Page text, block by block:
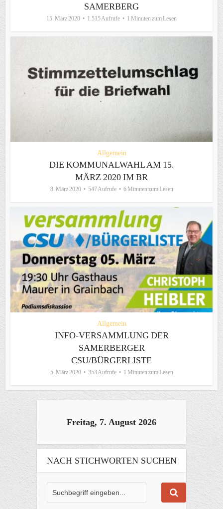
SAMERBERG
15. März 2020 1.515 Aufrufe 1 Minuten zum Lesen
Allgemein
DIE KOMMUNALWAHL AM 15.
MÄRZ 2020 IM BR
8. März 2020 547 Aufrufe 6 Minuten zum Lesen
Allgemein
INFO-VERSAMMLUNG DER
SAMERBERGER
CSU/BÜRGERLISTE
5. März 2020 353 Aufrufe 1 Minuten zum Lesen
Freitag, 7. August 2026
NACH STICHWORTEN SUCHEN